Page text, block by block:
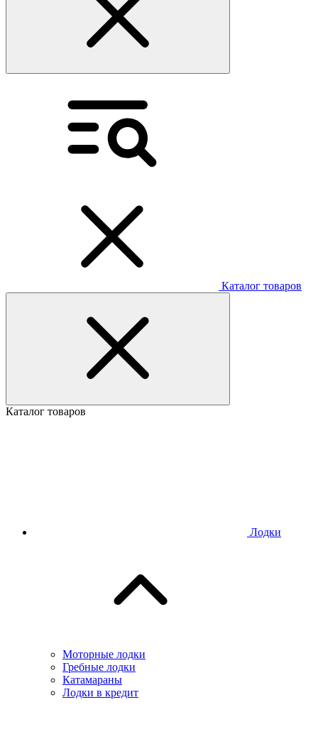
Каталог товаров
Каталог товаров
Лодки
Моторные лодки
Гребные лодки
Катамараны
Лодки в кредит